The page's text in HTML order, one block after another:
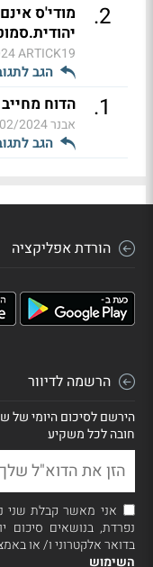
2
.
מודי'ס
ARTICK19
הגב
1
. הדוח
אבנר2024 19:33
הגב
הורדת אפליקציה
הרשמה לדיוור
הירשם לסיכום היומי של
חובה לכל משקיע
אני מאשר קבלת שני
נפרדת, בנושאים סיכום
בדואר אלקטרוני ו/ או
השימוש